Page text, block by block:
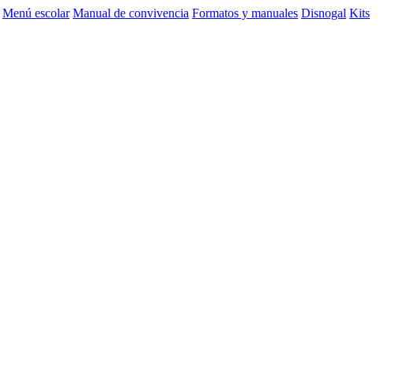
Menú escolar Manual de convivencia Formatos y manuales Disnogal Kits